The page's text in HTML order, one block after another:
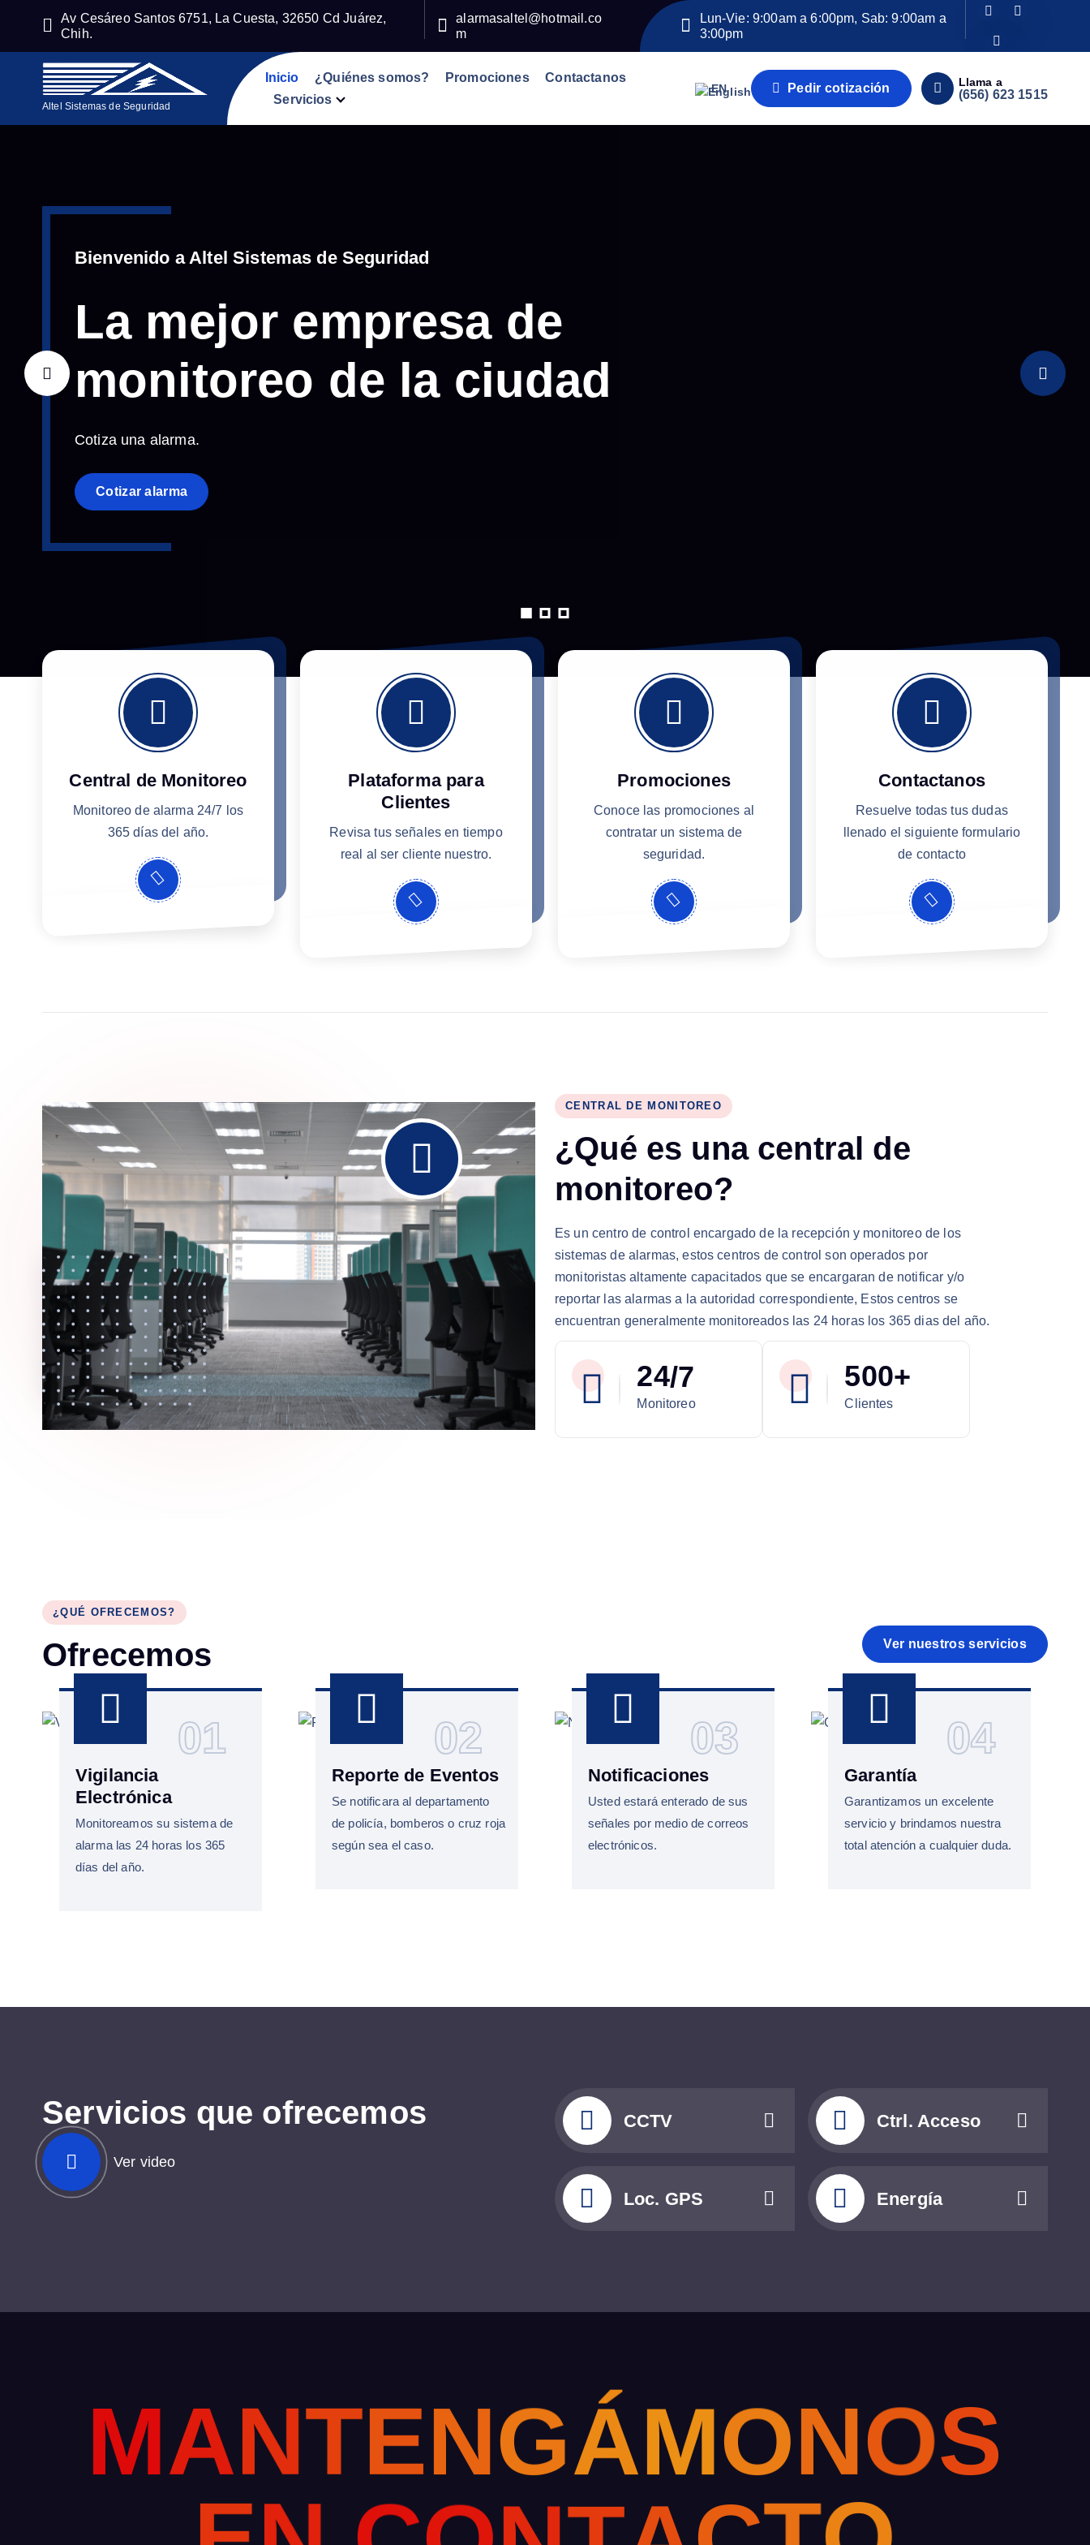
l
Av Cesáreo Santos 6751, La Cuesta, 32650 Cd Juárez,
Chih.
alarmasaltel@hotmail.co
m
Lun-Vie: 9:00am a 6:00pm, Sab: 9:00am a
3:00pm
Altel Sistemas de Seguridad
Inicio ¿Quiénes somos? Promociones
Contactanos
Servicios
EN Pedir cotización Llama a
(656) 623 1515
Bienvenido a Altel Sistemas de Seguridad
La mejor empresa de
monitoreo de la ciudad
Cotiza una alarma.
Cotizar alarma
Central de Monitoreo
Monitoreo de alarma 24/7 los
365 días del año.
Plataforma para
Clientes
Revisa tus señales en tiempo
real al ser cliente nuestro.
Promociones
Conoce las promociones al
contratar un sistema de
seguridad.
Contactanos
Resuelve todas tus dudas
llenado el siguiente formulario
de contacto
CENTRAL DE MONITOREO
¿Qué es una central de
monitoreo?
Es un centro de control encargado de la recepción y monitoreo de los
sistemas de alarmas, estos centros de control son operados por
monitoristas altamente capacitados que se encargaran de notificar y/o
reportar las alarmas a la autoridad correspondiente, Estos centros se
encuentran generalmente monitoreados las 24 horas los 365 dias del año.
24/7
Monitoreo
500+
Clientes
¿QUÉ OFRECEMOS?
Ofrecemos Ver nuestros servicios
01
Vigilancia
Electrónica
Monitoreamos su sistema de
alarma las 24 horas los 365
días del año.
02
Reporte de Eventos
Se notificara al departamento
de policía, bomberos o cruz roja
según sea el caso.
03
Notificaciones
Usted estará enterado de sus
señales por medio de correos
electrónicos.
04
Garantía
Garantizamos un excelente
servicio y brindamos nuestra
total atención a cualquier duda.
Servicios que ofrecemos
Ver video
CCTV Ctrl. Acceso
Loc. GPS Energía
MANTENGÁMONOS